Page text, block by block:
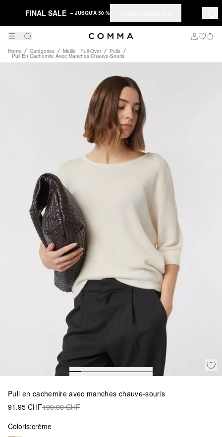
FINAL SALE – JUSQU'À 50 %
Home Catégories Maille | Pull-Over Pulls
Pull En Cachemire Avec Manches Chauve-Souris
Pull en cachemire avec manches chauve-souris
91.95 CHF199.90 CHF
Coloris:crème